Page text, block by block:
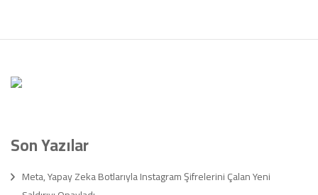
Son Yazılar
Meta, Yapay Zeka Botlarıyla Instagram Şifrelerini Çalan Yeni